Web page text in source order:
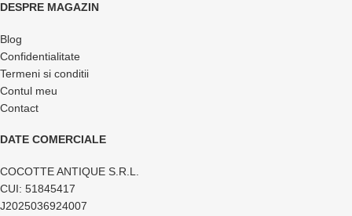
DESPRE MAGAZIN
Blog
Confidentialitate
Termeni si conditii
Contul meu
Contact
DATE COMERCIALE
COCOTTE ANTIQUE S.R.L.
CUI: 51845417
J2025036924007